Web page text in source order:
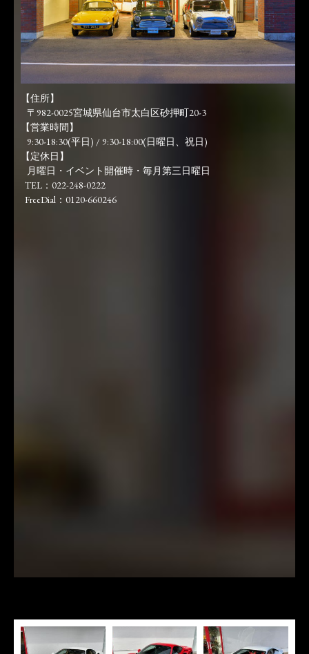
【住所】
〒982-0025宮城県仙台市太白区砂押町20-3
【営業時間】
9:30-18:30(平日) / 9:30-18:00(日曜日、祝日)
【定休日】
月曜日・イベント開催時・毎月第三日曜日
TEL：022-248-0222
FreeDial：0120-660246